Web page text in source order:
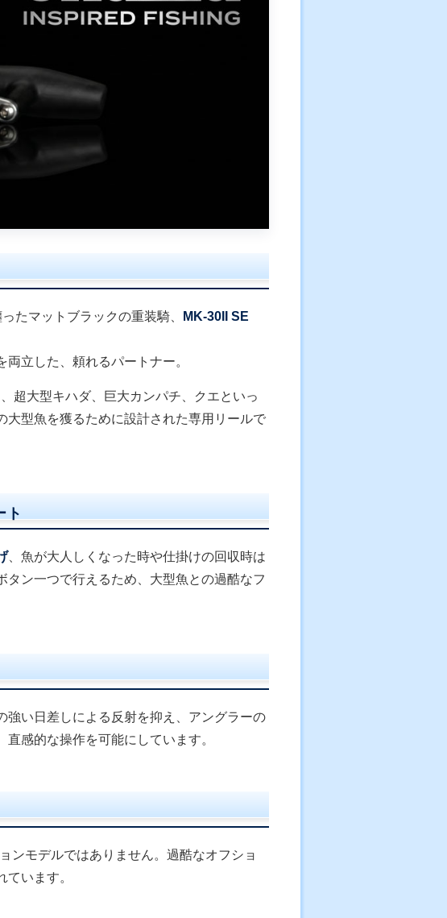
たマットブラックの重装騎、
MK-30II SE
立した、頼れるパートナー。
超大型キハダ、巨大カンパチ、クエといっ
大型魚を獲るために設計された専用リールで
ト
、魚が大人しくなった時や仕掛けの回収時は
タン一つで行えるため、大型魚との過酷なフ
強い日差しによる反射を抑え、アングラーの
感的な操作を可能にしています。
ンモデルではありません。過酷なオフショ
います。